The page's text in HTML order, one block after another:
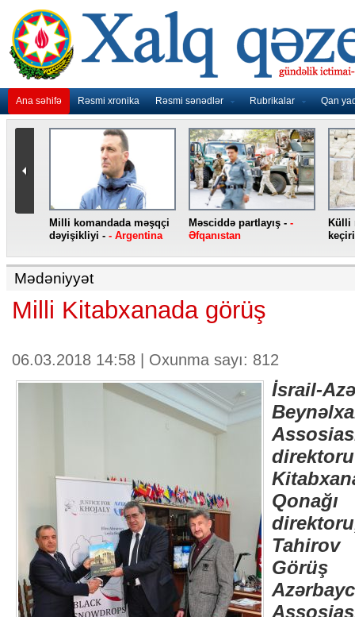
Ana səhifə Rəsmi xronika Rəsmi sənədlər Rubrikalar Qan
Milli komandada məşqçi
dəyişikliyi - - Argentina
Məsciddə partlayış - -
Əfqanıstan
Külli
Mədəniyyət
Milli Kitabxanada görüş
06.03.2018 14:58 | Oxunma sayı: 812
İsrail-
Qonağı
Görüş